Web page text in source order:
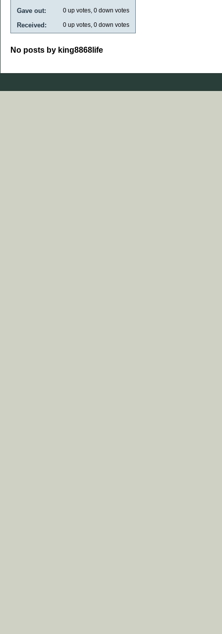
Gave out: 0 up votes, 0 down votes
Received: 0 up votes, 0 down votes
No posts by king8868life